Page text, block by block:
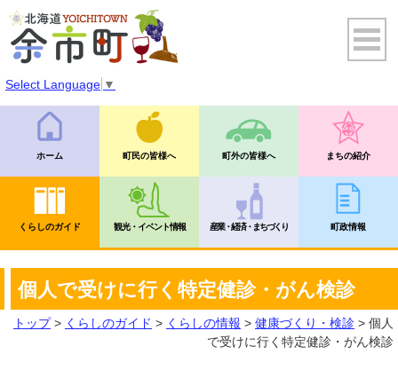
Select Language ▼
ホーム 町民の皆様へ 町外の皆様へ まちの紹介
くらしのガイド 観光・イベント情報 産業・経済・まちづくり 町政情報
個人で受けに行く特定健診・がん検診
トップ> くらしのガイド > くらしの情報 > 健康づくり・検診 > 個人
で受けに行く特定健診・がん検診